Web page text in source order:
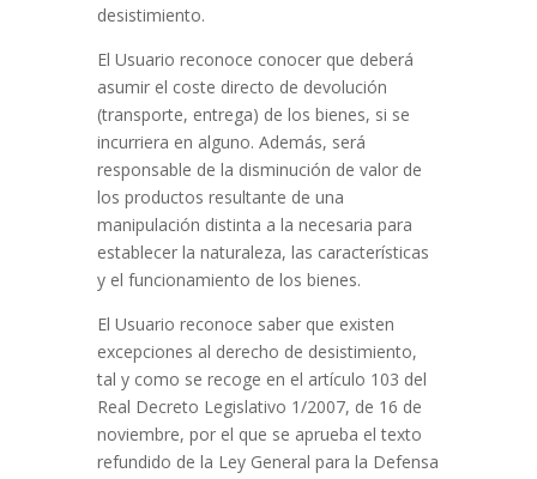
desistimiento.
El Usuario reconoce conocer que deberá
asumir el coste directo de devolución
(transporte, entrega) de los bienes, si se
incurriera en alguno. Además, será
responsable de la disminución de valor de
los productos resultante de una
manipulación distinta a la necesaria para
establecer la naturaleza, las características
y el funcionamiento de los bienes.
El Usuario reconoce saber que existen
excepciones al derecho de desistimiento,
tal y como se recoge en el artículo 103 del
Real Decreto Legislativo 1/2007, de 16 de
noviembre, por el que se aprueba el texto
refundido de la Ley General para la Defensa